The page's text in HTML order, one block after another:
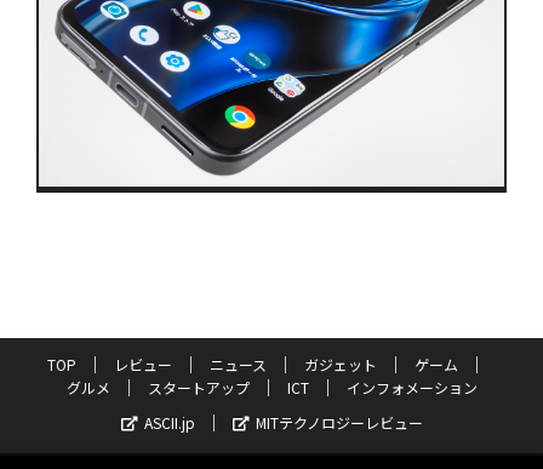
TOP レビュー ニュース ガジェット
ゲーム
グルメ
スタートアップ ICT
インフォメーション
ASCII.jp
MITテクノロジーレビュー